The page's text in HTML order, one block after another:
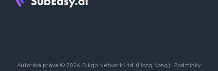
Autorská práva © 2026 Bikgo Network Ltd. (Hong Kong) | Podmínky